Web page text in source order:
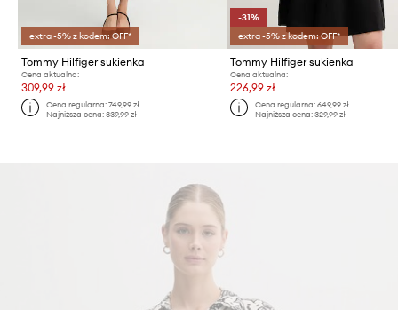
extra -5% z kodem: OFF*
Tommy Hilfiger sukienka
Cena aktualna:
309,99 zł
Cena regularna:749,99 zł
Najniższa cena:339,99 zł
-31%
extra -5% z kodem: OFF*
Tommy Hilfiger sukienka
Cena aktualna:
226,99 zł
Cena regularna: 649,99 zł
Najniższa cena: 329,99 zł